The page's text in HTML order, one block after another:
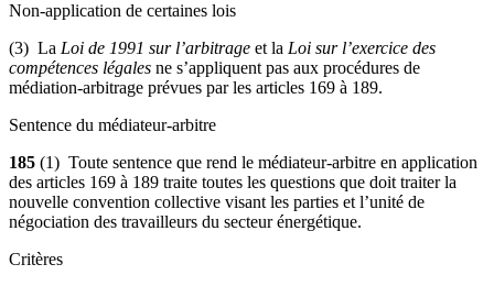
Non-application de certaines lois
(3) La Loi de 1991 sur l’arbitrage et la Loi sur l’exercice des
compétences légales ne s’appliquent pas aux procédures de
médiation-arbitrage prévues par les articles 169 à 189.
Sentence du médiateur-arbitre
185 (1) Toute sentence que rend le médiateur-arbitre en application
des articles 169 à 189 traite toutes les questions que doit traiter la
nouvelle convention collective visant les parties et l’unité de
négociation des travailleurs du secteur énergétique.
Critères